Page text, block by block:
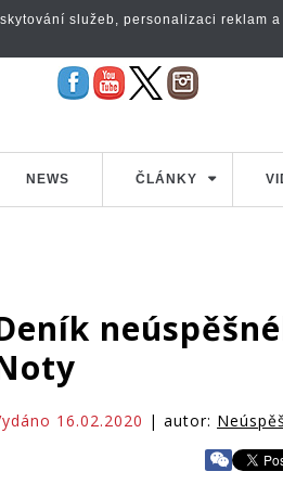
NEWS ČLÁNKY
16.02.2020 | autor:
služeb, personalizaci reklam